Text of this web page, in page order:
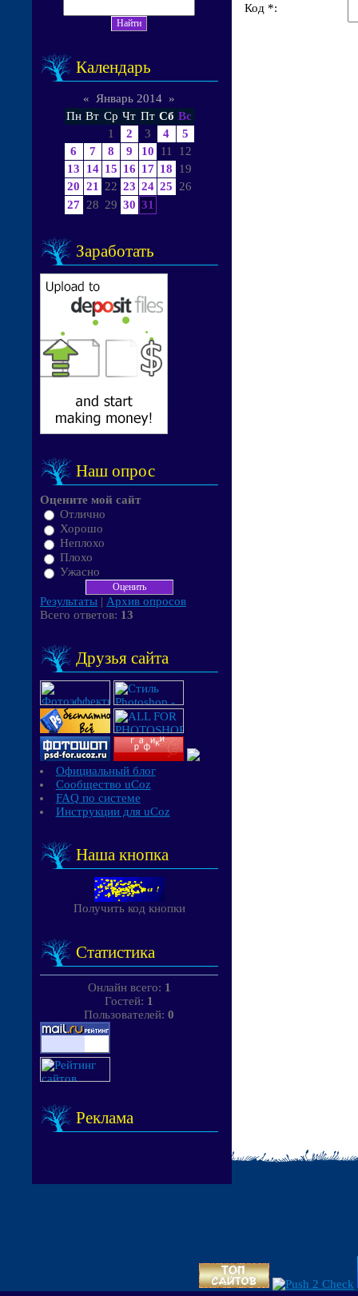
Календарь
« Январь 2014 »
Пн Вт Ср Чт Пт Сб Вс
1
2 3 4
5
6
7 8 9 10 11
12
13
14 15 16 17 18
19
20 21 22 23 24 25
26
27 28 29 30 31
Заработать
Наш опрос
Оцените мой сайт
Отлично
Хорошо
Неплохо
Плохо
Ужасно
Результаты | Архив опросов
Всего ответов: 13
Друзья сайта
Официальный блог
Сообщество uCoz
FAQ по системе
Инструкции для uCoz
Наша кнопка
Получить код кнопки
Статистика
Онлайн всего: 1
Гостей: 1
Пользователей: 0
Реклама
Код *: